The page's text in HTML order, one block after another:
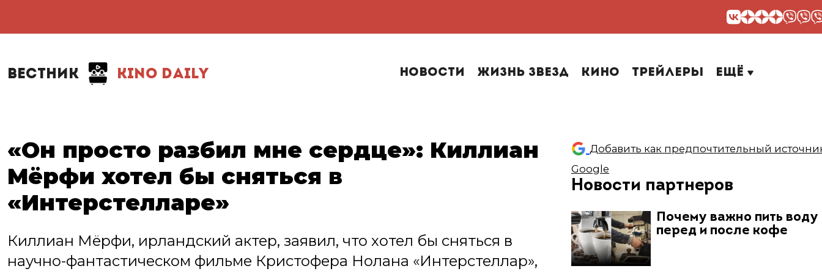
ВЕСТНИК KINO DAILY Новости Жизнь звезд Кино Трейлеры Ещё
«Он просто разбил мне сердце»: Киллиан
Мёрфи хотел бы сняться в
«Интерстелларе»
Киллиан Мёрфи, ирландский актер, заявил, что хотел бы сняться в
научно-фантастическом фильме Кристофера Нолана «Интерстеллар»,
Добавить как предпочтительный
Google
Новости партнеров
Почему важно пить воду
перед и после кофе